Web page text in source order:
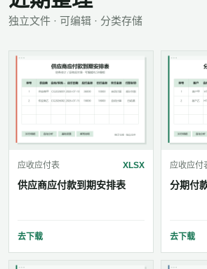
独立文件 · 可编辑 · 分类存储
应收应付表 XLSX
供应商应付款到期安排表
去下载
应收应付
分期付
去下载